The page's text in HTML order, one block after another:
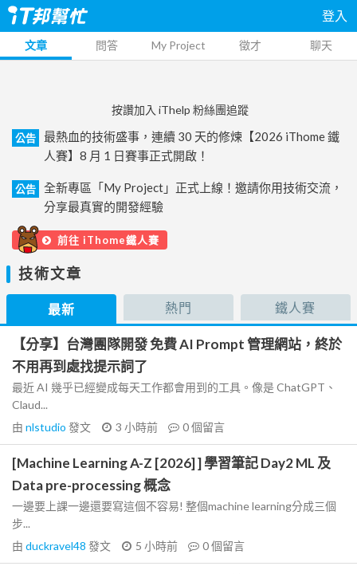
登入
文章 問答 My Project 徵才 聊天
按讚加入 iThelp 粉絲團追蹤
公告
最熱血的技術盛事，連續 30 天的修煉【2026 iThome 鐵
人賽】8 月 1 日賽事正式開啟！
公告
全新專區「My Project」正式上線！邀請你用技術交流，
分享最真實的開發經驗
前往 iThome鐵人賽
技術文章
最新 熱門 鐵人賽
【分享】台灣團隊開發 免費 AI Prompt 管理網站，終於
不用再到處找提示詞了
最近 AI 幾乎已經變成每天工作都會用到的工具。像是 ChatGPT、
Claud...
由 nlstudio 發文 3 小時前 0個留言
[Machine Learning A-Z [2026] ] 學習筆記 Day2 ML 及
Data pre-processing 概念
一邊要上課一邊還要寫這個不容易! 整個machine learning分成三個
步...
由 duckravel48 發文 5 小時前 0個留言